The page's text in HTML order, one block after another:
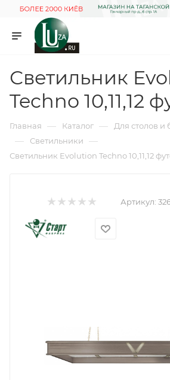
Светильник
Techno 10,11,12
Главная — Каталог — Для столов и
— Светильники —
Светильник Evolution Techno 10,11,12
Артикул: